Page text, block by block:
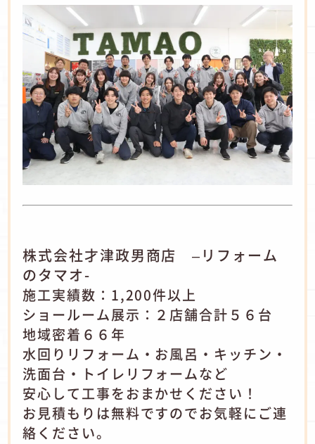
株式会社才津政男商店 –リフォーム
のタマオ-
施工実績数：1,200件以上
ショールーム展示：２店舗合計５６台
地域密着６６年
水回りリフォーム・お風呂・キッチン・
洗面台・トイレリフォームなど
安心して工事をおまかせください！
お見積もりは無料ですのでお気軽にご連
絡ください。